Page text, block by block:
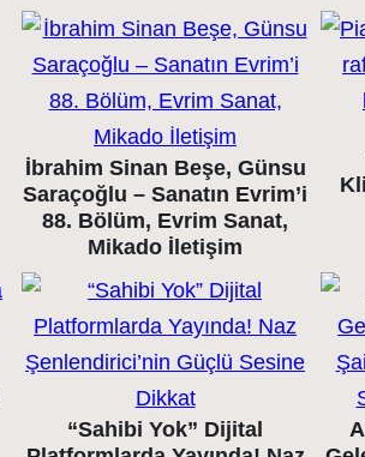
İbrahim Sinan Beşe, Günsu
Saraçoğlu – Sanatın Evrim’i
88. Bölüm, Evrim Sanat,
Mikado İletişim
“Sahibi Yok” Dijital